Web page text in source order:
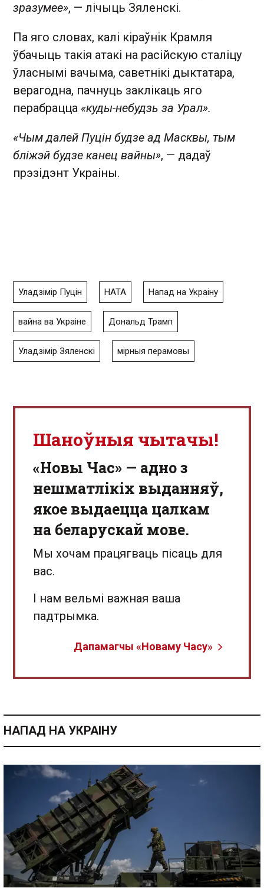
зразумее», — лічыць Зяленскі.
Па яго словах, калі кіраўнік Крамля
ўбачыць такія атакі на расійскую сталіцу
ўласнымі вачыма, саветнікі дыктатара,
верагодна, пачнуць заклікаць яго
перабрацца «куды-небудзь за Урал».
«Чым далей Пуцін будзе ад Масквы, тым
бліжэй будзе канец вайны», — дадаў
прэзідэнт Украіны.
Уладзімір Пуцін НАТА Напад на Украіну
вайна ва Украіне Дональд Трамп
Уладзімір Зяленскі мірныя перамовы
Шаноўныя чытачы!
«Новы Час» — адно з
нешматлікіх выданняў,
якое выдаецца цалкам
на беларускай мове.
Мы хочам працягваць пісаць для
вас.
І нам вельмі важная ваша
падтрымка.
Дапамагчы «Новаму Часу»
НАПАД НА УКРАІНУ